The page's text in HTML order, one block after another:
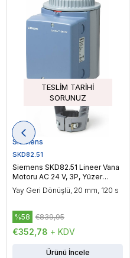
TESLIM TARIHI
SORUNUZ
Siemens
SKD82.51
Siemens SKD82.51 Lineer Vana
Motoru AC 24 V, 3P, Yüzer
Kontrol, 1000 N
Yay Geri Dönüşlü, 20 mm, 120 s
€352,78 + KDV
%58 €839,95
Ürünü İncele